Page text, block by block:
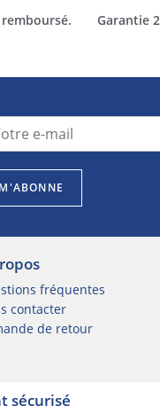
Garantie
fréquentes
contacter
de retour
sécurisé